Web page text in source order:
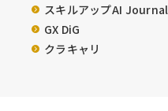
スキルアップAI Journal
GX DiG
クラキャリ